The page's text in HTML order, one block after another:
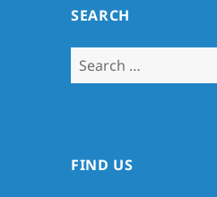
SEARCH
Search
for:
FIND US